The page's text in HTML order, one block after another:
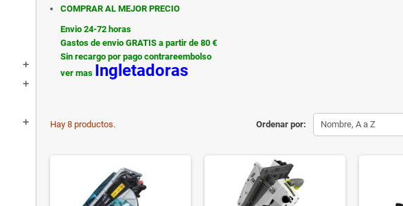
add
add
add
COMPRAR AL MEJOR PRECIO
Envio 24-72 horas
Gastos de envio GRATIS a partir de 80 €
Sin recargo por pago contrareembolso
ver mas Ingletadoras
Ordenar por: Nombre, A a Z
Hay 8 productos.